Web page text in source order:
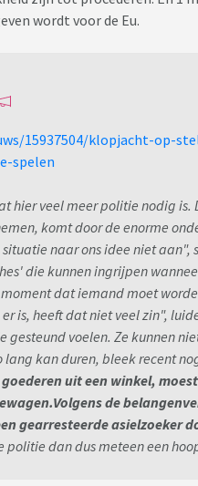
wordt voor de Eu.
15937504/klopjacht-op-
spelen
hier veel meer politie nodig is.
komt door de enorme
naar ons idee niet
die kunnen ingrijpen
dat iemand moet
is, heeft dat niet veel zin",
gesteund voelen. Ze kunnen
kan duren, bleek recent
uit een winkel,
de
gearresteerde asielzoeker
politie dan dus meteen een